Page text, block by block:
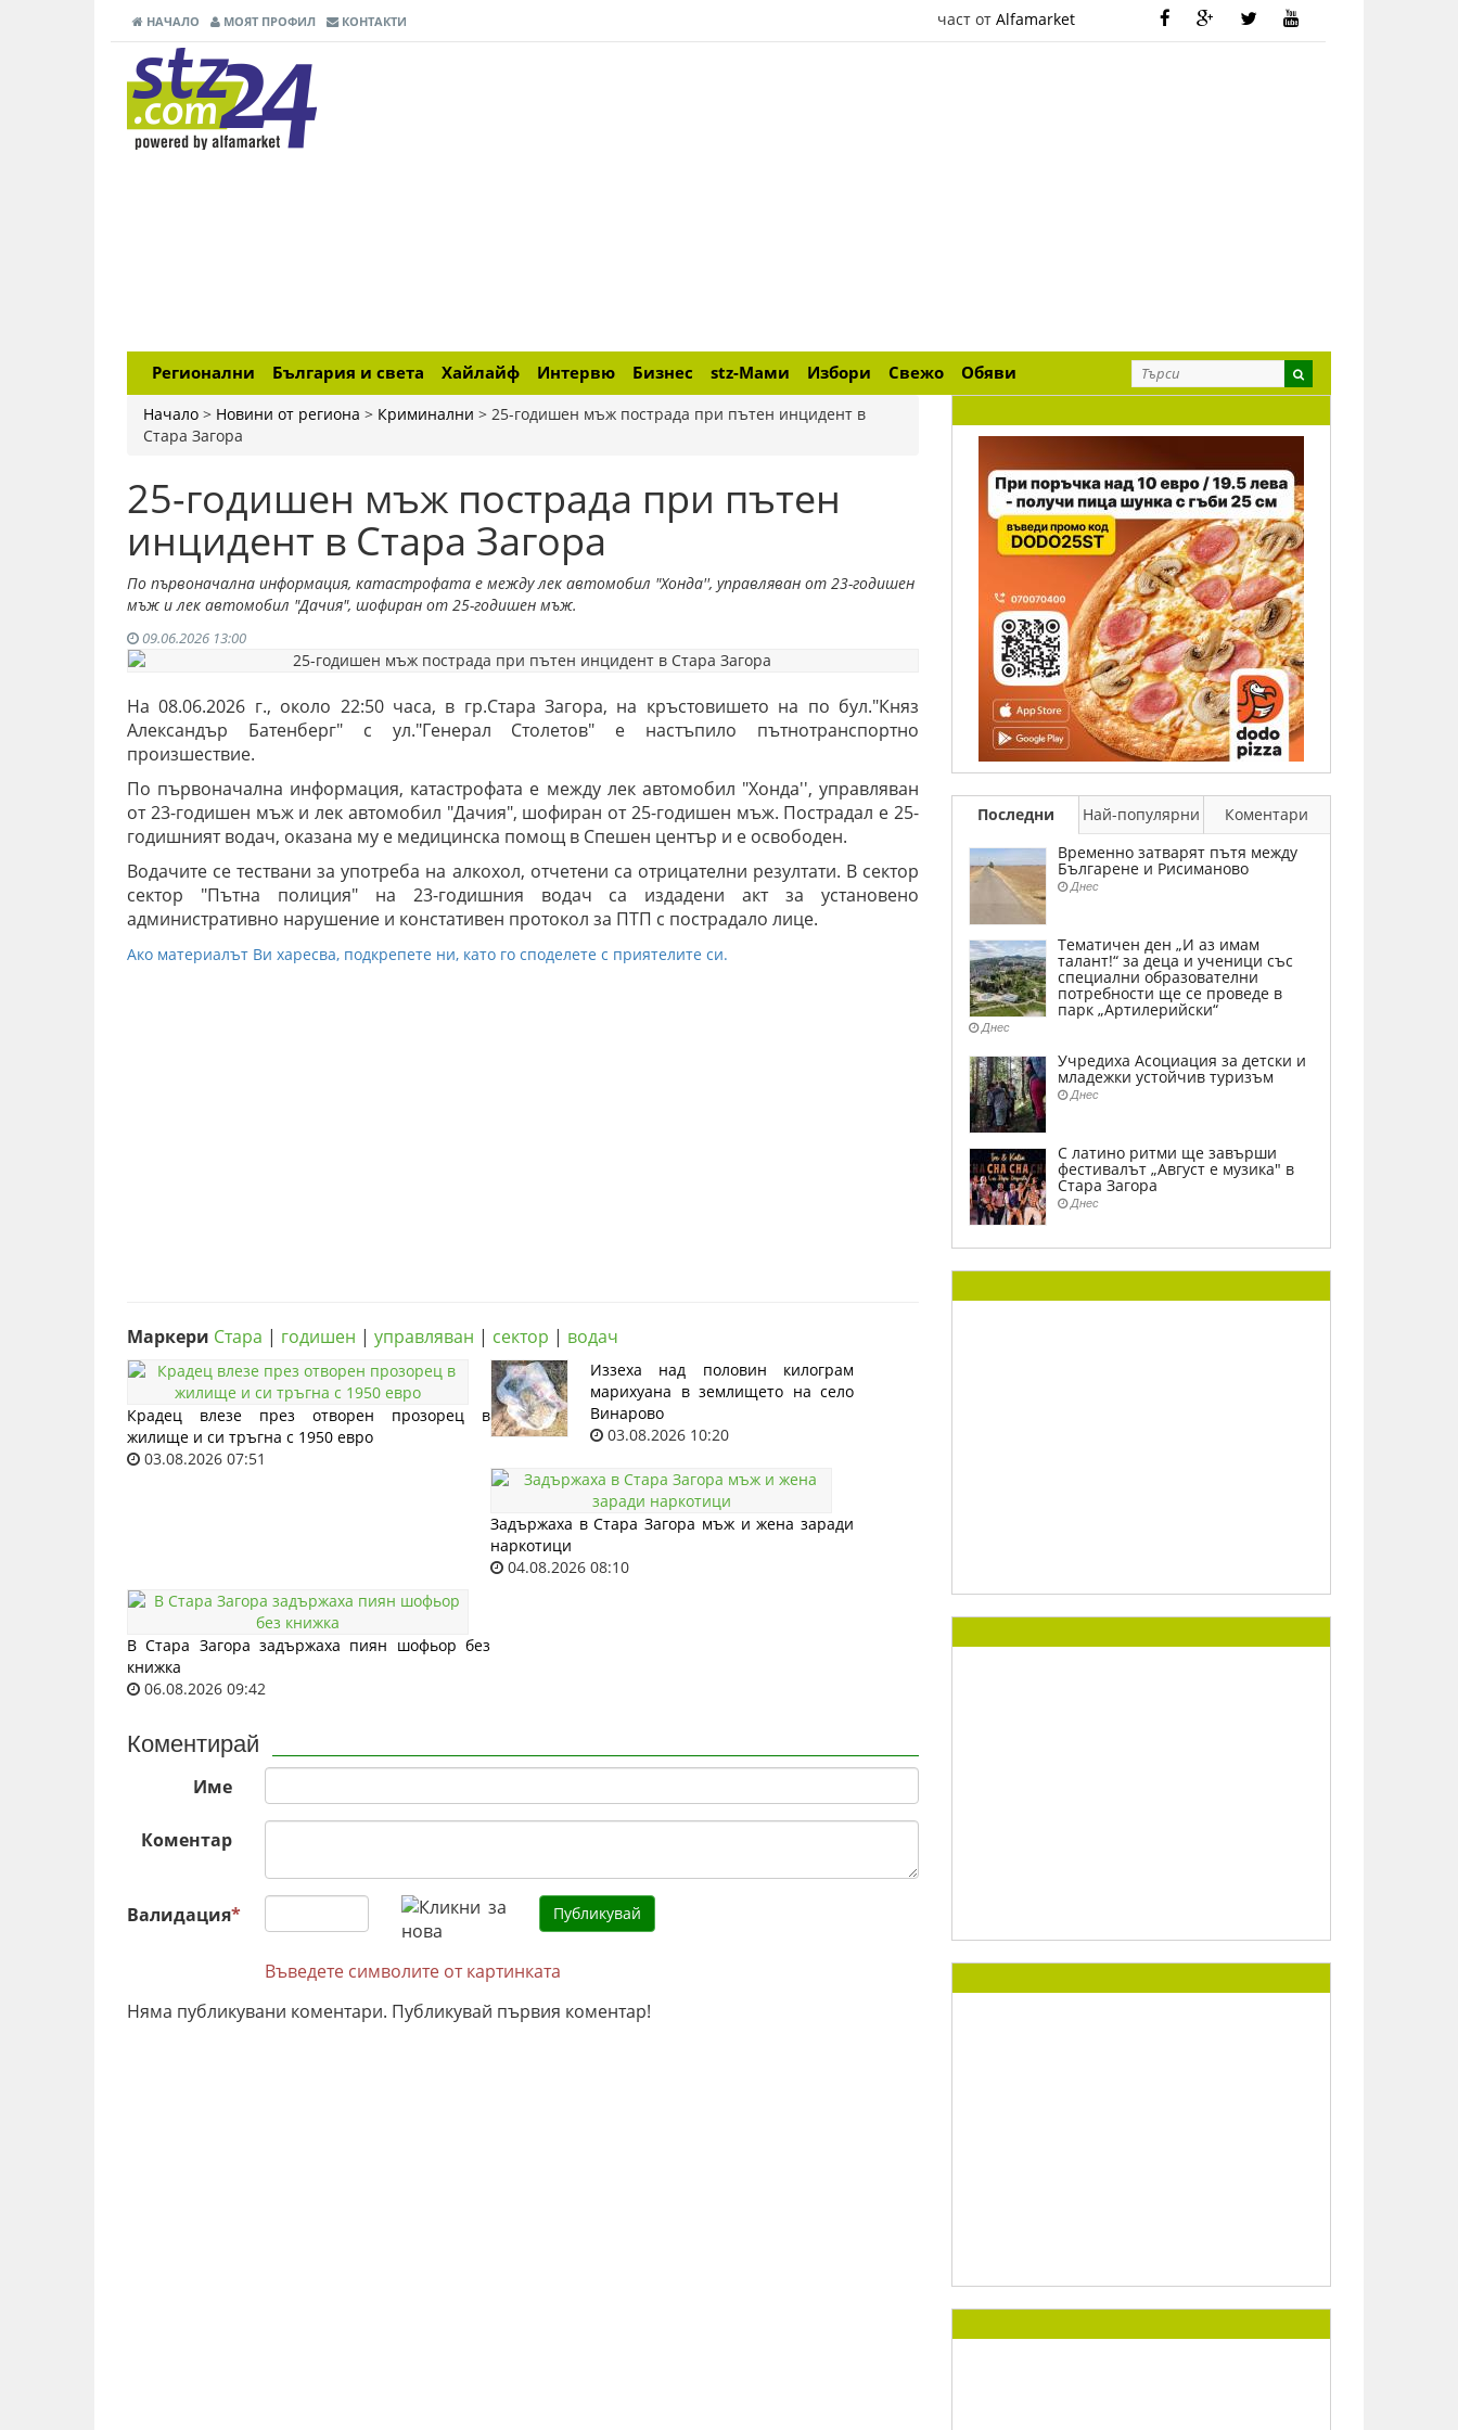
НАЧАЛО МОЯТ ПРОФИЛ КОНТАКТИ част от Alfamarket
Регионални България и света Хайлайф Интервю Бизнес stz-Мами Избори Свежо Обяви
Начало > Новини от региона > Криминални > 25-годишен мъж пострада при пътен инцидент в
Стара Загора
25-годишен мъж пострада при пътен
инцидент в Стара Загора
По първоначална информация, катастрофата е между лек автомобил "Хонда'', управляван от 23-годишен
мъж и лек автомобил "Дачия", шофиран от 25-годишен мъж.
09.06.2026 13:00
На 08.06.2026 г., около 22:50 часа, в гр.Стара Загора, на кръстовишето на по бул."Княз
Александър Батенберг" с ул."Генерал Столетов" е настъпило пътнотранспортно
произшествие.
По първоначална информация, катастрофата е между лек автомобил "Хонда'', управляван
от 23-годишен мъж и лек автомобил "Дачия", шофиран от 25-годишен мъж. Пострадал е 25-
годишният водач, оказана му е медицинска помощ в Спешен център и е освободен.
Водачите се тествани за употреба на алкохол, отчетени са отрицателни резултати. В сектор
сектор "Пътна полиция" на 23-годишния водач са издадени акт за установено
административно нарушение и констативен протокол за ПТП с пострадало лице.
Ако материалът Ви харесва, подкрепете ни, като го споделете с приятелите си.
Маркери Стара | годишен | управляван | сектор | водач
Крадец влезе през отворен прозорец в
жилище и си тръгна с 1950 евро
03.08.2026 07:51
Иззеха над половин килограм
марихуана в землището на село
Винарово
03.08.2026 10:20
Задържаха в Стара Загора мъж и жена заради
наркотици
04.08.2026 08:10
В Стара Загора задържаха пиян шофьор без
книжка
06.08.2026 09:42
Коментирай
Име
Коментар
Валидация*
Въведете символите от картинката
Няма публикувани коментари. Публикувай първия коментар!
Последни Най-популярни
Коментари
Временно затварят пътя между
Българене и Рисиманово
Днес
Тематичен ден „И аз имам
талант!“ за деца и ученици със
специални образователни
потребности ще се проведе в
парк „Артилерийски“
Днес
Учредиха Асоциация за детски и
младежки устойчив туризъм
Днес
С латино ритми ще завърши
фестивалът „Август е музика" в
Стара Загора
Днес